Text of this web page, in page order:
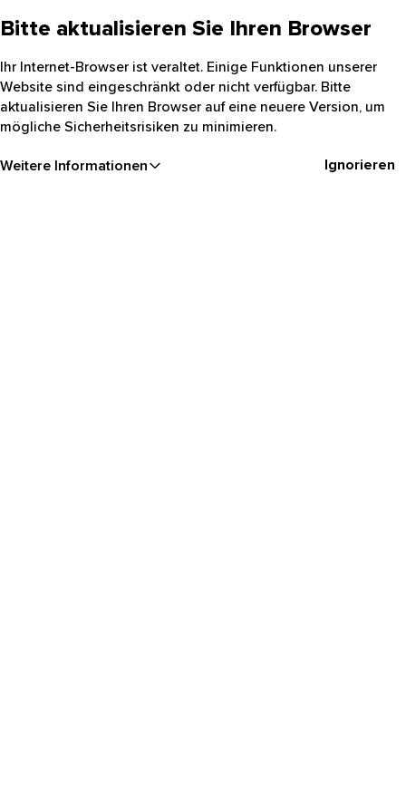
Bitte aktualisieren Sie Ihren Browser
Ihr Internet-Browser ist veraltet. Einige Funktionen unserer
Website sind eingeschränkt oder nicht verfügbar. Bitte
aktualisieren Sie Ihren Browser auf eine neuere Version, um
mögliche Sicherheitsrisiken zu minimieren.
Weitere Informationen Ignorieren